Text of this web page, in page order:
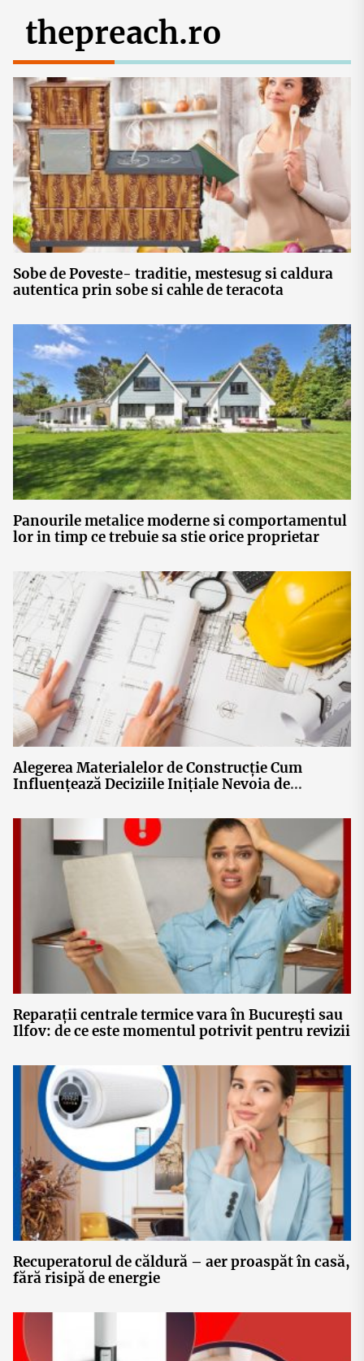
thepreach.ro
Sobe de Poveste- traditie, mestesug si caldura
autentica prin sobe si cahle de teracota
Panourile metalice moderne si comportamentul
lor in timp ce trebuie sa stie orice proprietar
Alegerea Materialelor de Construcție Cum
Influențează Deciziile Inițiale Nevoia de
Reparații centrale termice vara în București sau
Ilfov: de ce este momentul potrivit pentru revizii
Recuperatorul de căldură – aer proaspăt în casă,
fără risipă de energie